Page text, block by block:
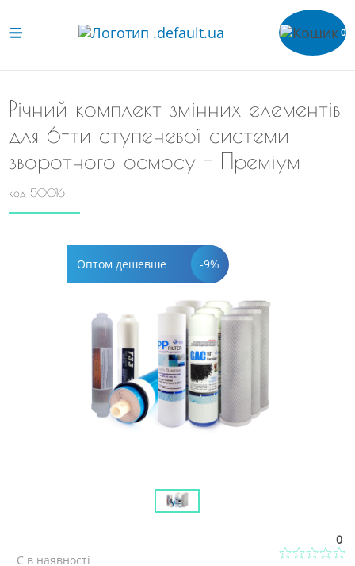
0
Річний комплект змінних елементів
для 6-ти ступеневої системи
зворотного осмосу - Преміум
код 50016
Оптом дешевше -9%
Є в наявності
0